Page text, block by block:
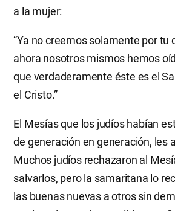
a la mujer:
“Ya no creemos solamente por tu
ahora nosotros mismos hemos
que verdaderamente éste es el
el Cristo.”
El Mesías que los judíos habían
de generación en generación, les
Muchos judíos rechazaron al
salvarlos, pero la samaritana lo
las buenas nuevas a otros sin